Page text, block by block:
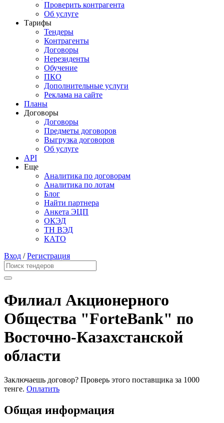
Проверить контрагента
Об услуге
Тарифы
Тендеры
Контрагенты
Договоры
Нерезиденты
Обучение
ПКО
Дополнительные услуги
Реклама на сайте
Планы
Договоры
Договоры
Предметы договоров
Выгрузка договоров
Об услуге
API
Еще
Аналитика по договорам
Аналитика по лотам
Блог
Найти партнера
Анкета ЭЦП
ОКЭД
ТН ВЭД
КАТО
Вход /Регистрация
Филиал Акционерного
Общества "ForteBank" по
Восточно-Казахстанской
области
Заключаешь договор? Проверь этого поставщика за 1000
тенге. Оплатить
Общая информация